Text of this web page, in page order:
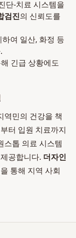
단-치료 시스템을
검진의 신뢰도를
여 일산, 화정 등
긴급 상황에도
역민의 건강을 책
터 입원 치료까지
스톱 의료 시스템
공합니다. 더자인
통해 지역 사회